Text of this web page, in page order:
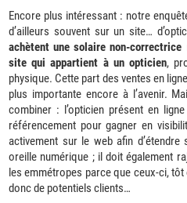
Encore plus intéressant : notre
d’ailleurs souvent sur un site…
achètent une solaire non-correctrice
site qui appartient à un opticien,
physique. Cette part des ventes en
plus importante encore à l’avenir.
combiner : l’opticien présent en
référencement pour gagner en
activement sur le web afin
oreille numérique ; il doit également
les emmétropes parce que ceux-ci,
donc de potentiels clients…